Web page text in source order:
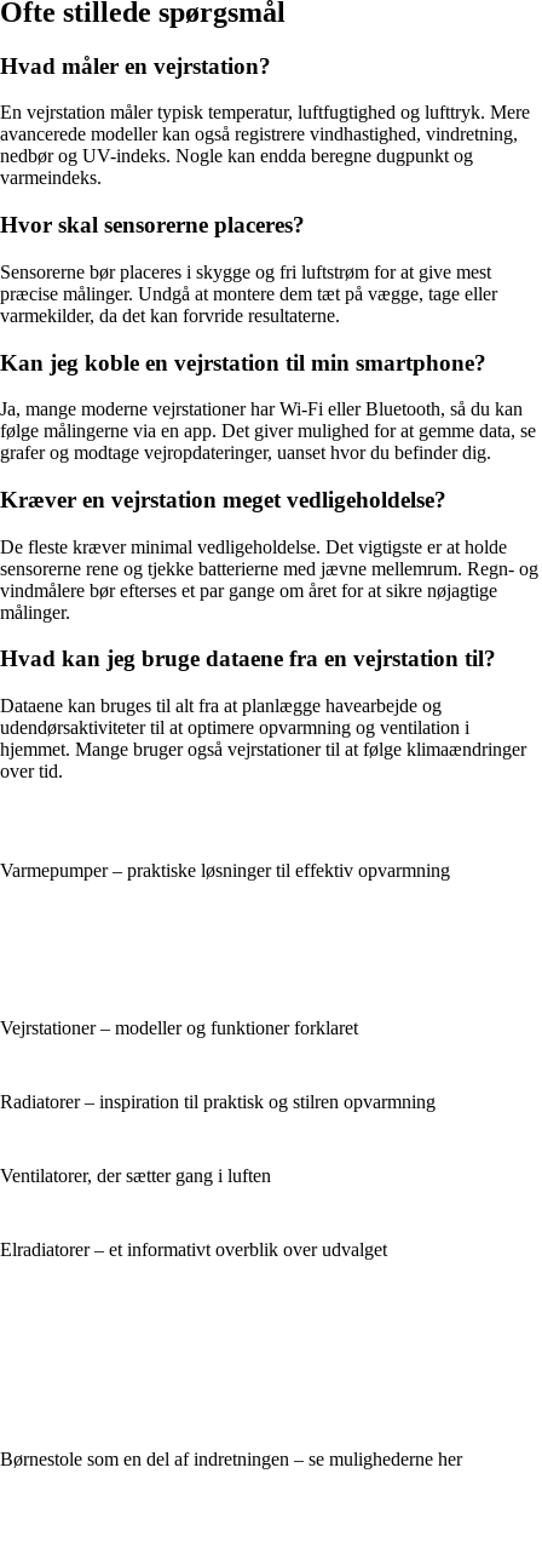
Ofte stillede spørgsmål
Hvad måler en vejrstation?
En vejrstation måler typisk temperatur, luftfugtighed og lufttryk. Mere
avancerede modeller kan også registrere vindhastighed, vindretning,
nedbør og UV-indeks. Nogle kan endda beregne dugpunkt og
varmeindeks.
Hvor skal sensorerne placeres?
Sensorerne bør placeres i skygge og fri luftstrøm for at give mest
præcise målinger. Undgå at montere dem tæt på vægge, tage eller
varmekilder, da det kan forvride resultaterne.
Kan jeg koble en vejrstation til min smartphone?
Ja, mange moderne vejrstationer har Wi-Fi eller Bluetooth, så du kan
følge målingerne via en app. Det giver mulighed for at gemme data, se
grafer og modtage vejropdateringer, uanset hvor du befinder dig.
Kræver en vejrstation meget vedligeholdelse?
De fleste kræver minimal vedligeholdelse. Det vigtigste er at holde
sensorerne rene og tjekke batterierne med jævne mellemrum. Regn- og
vindmålere bør efterses et par gange om året for at sikre nøjagtige
målinger.
Hvad kan jeg bruge dataene fra en vejrstation til?
Dataene kan bruges til alt fra at planlægge havearbejde og
udendørsaktiviteter til at optimere opvarmning og ventilation i
hjemmet. Mange bruger også vejrstationer til at følge klimaændringer
over tid.
Varmepumper – praktiske løsninger til effektiv opvarmning
Vejrstationer – modeller og funktioner forklaret
Radiatorer – inspiration til praktisk og stilren opvarmning
Ventilatorer, der sætter gang i luften
Elradiatorer – et informativt overblik over udvalget
Børnestole som en del af indretningen – se mulighederne her